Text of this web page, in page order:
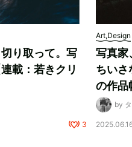
り取って。写
載：若きクリ
3
Art,Design
写真家
ちいさ
の作品
by